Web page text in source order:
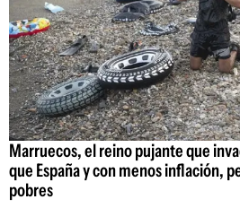
Marruecos, el reino pujante que
que España y con menos inflación,
pobres